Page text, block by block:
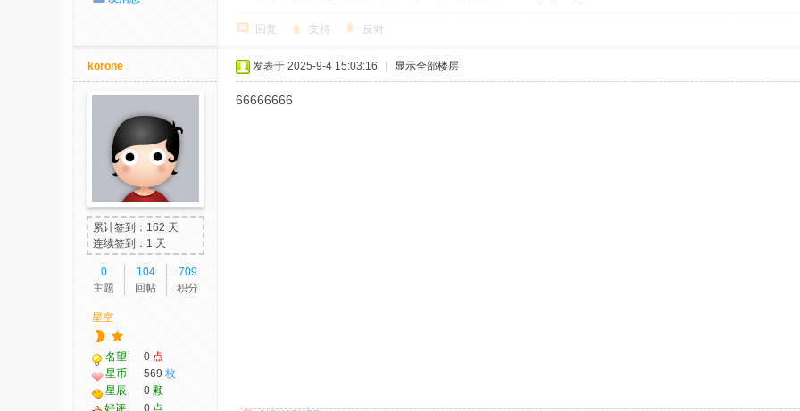
回复 支持 反对
korone
累计签到：162 天
连续签到：1 天
0
主题
104
回帖
709
积分
星空
名望 0 点
星币
569 枚
星辰
0 颗
好评
0 点
发表于 2025-9-4 15:03:16 显示全部楼层
66666666